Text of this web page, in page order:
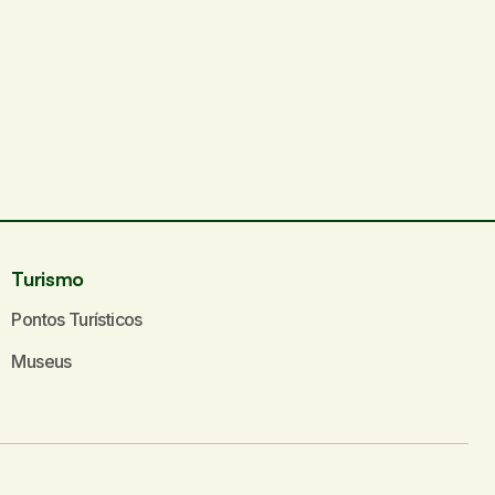
Turismo
Pontos Turísticos
Museus